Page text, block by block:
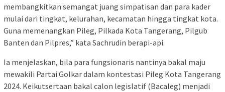
membangkitkan semangat juang simpatisan dan para kader
mulai dari tingkat, kelurahan, kecamatan hingga tingkat kota.
Guna memenangkan Pileg, Pilkada Kota Tangerang, Pilgub
Banten dan Pilpres,” kata Sachrudin berapi-api.
Ia menjelaskan, bila para fungsionaris nantinya bakal maju
mewakili Partai Golkar dalam kontestasi Pileg Kota Tangerang
2024. Keikutsertaan bakal calon legislatif (Bacaleg) menjadi